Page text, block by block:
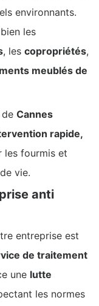
environnants.
les
, les copropriétés,
meublés de
Cannes
rapide,
les fourmis et
vie.
anti
entreprise est
de traitement
une lutte
les normes